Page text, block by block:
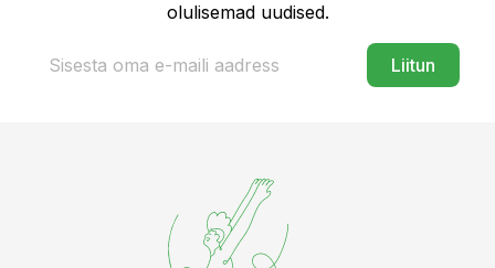
olulisemad uudised.
Liitun